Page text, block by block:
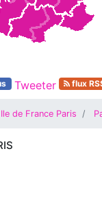
Tweeter flux
Ile de France Paris